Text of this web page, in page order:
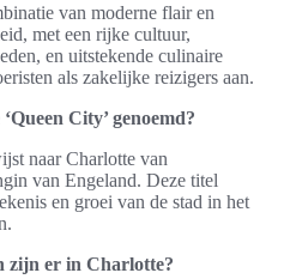
van moderne flair en
met een rijke cultuur,
en uitstekende culinaire
als zakelijke reizigers aan.
City’ genoemd?
naar Charlotte van
van Engeland. Deze titel
en groei van de stad in het
zijn er in Charlotte?